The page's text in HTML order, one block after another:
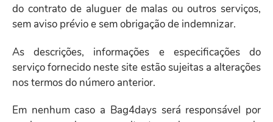
do contrato de aluguer de malas ou outros serviços,
sem aviso prévio e sem obrigação de indemnizar.
As descrições, informações e especificações do
serviço fornecido neste site estão sujeitas a alterações
nos termos do número anterior.
Em nenhum caso a Bag4days será responsável por